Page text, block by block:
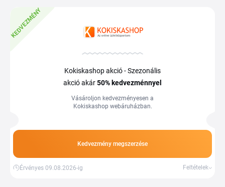
KEDVEZMÉNY
Kokiskashop akció - Szezonális
akció akár50% kedvezménnyel
Vásároljon kedvezményesen a
Kokiskashop webáruházban.
Kedvezmény megszerzése
Érvényes 09.08.2026-ig Feltételek